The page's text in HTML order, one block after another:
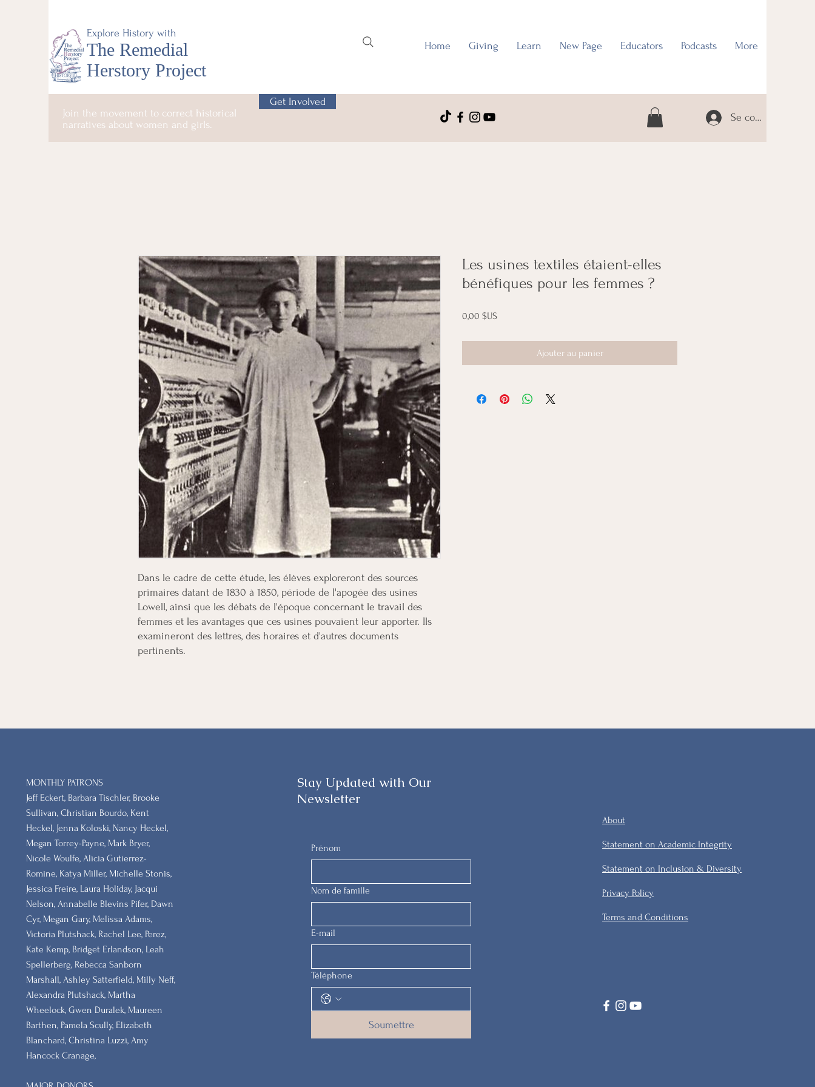
Explore History with
The Remedial
Herstory Project
Home Giving Learn New Page Educators Podcasts More
Join the movement to correct historical
narratives about women and girls.
Get Involved
Se connecter
Dans le cadre de cette étude, les élèves exploreront des sources
primaires datant de 1830 à 1850, période de l'apogée des usines
Lowell, ainsi que les débats de l'époque concernant le travail des
femmes et les avantages que ces usines pouvaient leur apporter. Ils
examineront des lettres, des horaires et d'autres documents
pertinents.
Les usines textiles étaient-elles
bénéfiques pour les femmes ?
0,00 $USPrix
Ajouter au panier
MONTHLY PATRONS
​Jeff Eckert, Barbara Tischler, Brooke
Sullivan, Christian Bourdo, Kent
Heckel, Jenna Koloski, Nancy Heckel,
Megan Torrey-Payne, Mark Bryer,
Nicole Woulfe, Alicia Gutierrez-
Romine, Katya Miller, Michelle Stonis,
Jessica Freire, Laura Holiday, Jacqui
Nelson, Annabelle Blevins Pifer, Dawn
Cyr, Megan Gary, Melissa Adams,
Victoria Plutshack, Rachel Lee, Perez,
Kate Kemp, Bridget Erlandson, Leah
Spellerberg, Rebecca Sanborn
Marshall​, Ashley Satterfield, Milly Neff,
Alexandra Plutshack, Martha
Wheelock, Gwen Duralek, Maureen
Barthen, Pamela Scully, Elizabeth
Blanchard, Christina Luzzi, Amy
Hancock Cranage,
Stay Updated with Our
Newsletter
Prénom
Nom de famille
E-mail
Téléphone
Soumettre
About
Statement on Academic Integrity
Statement on Inclusion & Diversity
Privacy Policy
Terms and Conditions